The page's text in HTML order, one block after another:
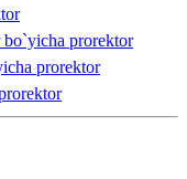
prorektor
prorektor